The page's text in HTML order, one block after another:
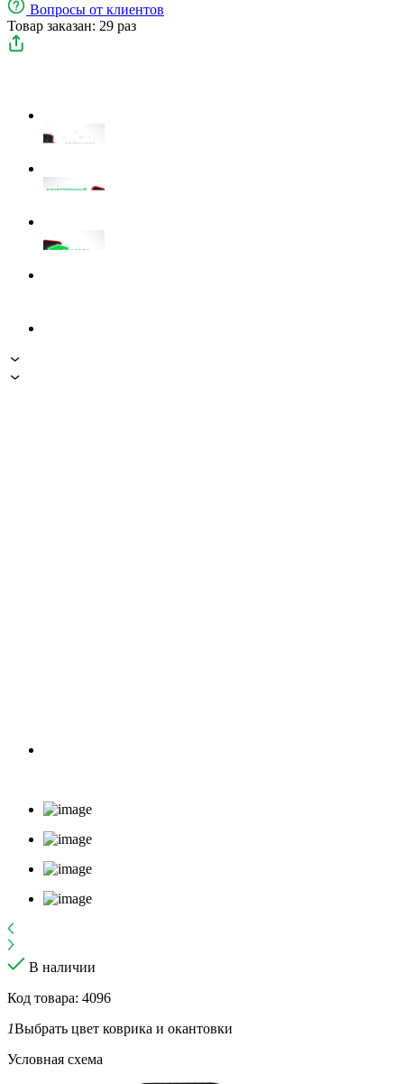
Вопросы от клиентов
Товар заказан: 29 раз
В наличии
Код товара: 4096
1Выбрать цвет коврика и окантовки
Условная схема